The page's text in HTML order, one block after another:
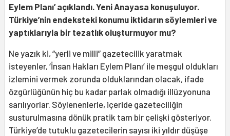
Eylem Planı’ açıklandı. Yeni Anayasa konuşuluyor.
Türkiye’nin endeksteki konumu iktidarın söylemleri ve
yaptıklarıyla bir tezatlık oluşturmuyor mu?
Ne yazık ki, “yerli ve milli” gazetecilik yaratmak
isteyenler, ‘İnsan Hakları Eylem Planı’ ile meşgul oldukları
izlemini vermek zorunda olduklarından olacak, ifade
özgürlüğünün hiç bu kadar parlak olmadığı illüzyonuna
sarılıyorlar. Söylenenlerle, içeride gazeteciliğin
susturulmasına dönük pratik tam bir çelişki gösteriyor.
Türkiye’de tutuklu gazetecilerin sayısı iki yıldır düşüşe